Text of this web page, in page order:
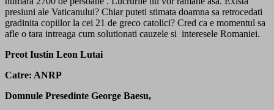
presiuni ale Vaticanului? Chiar puteti stimata doamna sa retrocedati
gradinita copiilor la cei 21 de greco catolici? Cred ca e momentul sa
afle o tara intreaga cum solutionati cauzele si interesele Romaniei.
Preot Iustin Leon Lutai
Catre: ANRP
Domnule Presedinte George Baesu,